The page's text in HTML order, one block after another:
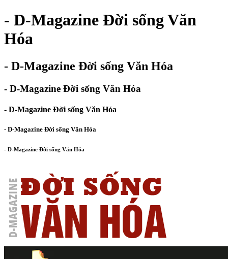
- D-Magazine Đời sống Văn
Hóa
- D-Magazine Đời sống Văn Hóa
- D-Magazine Đời sống Văn Hóa
- D-Magazine Đời sống Văn Hóa
- D-Magazine Đời sống Văn Hóa
- D-Magazine Đời sống Văn Hóa